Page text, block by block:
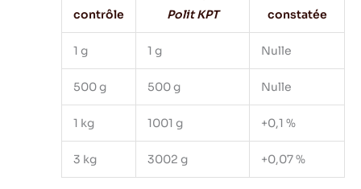
poussière, le tout
couvert par une
garantie de
remplacement
d'un an et une
assistance à vie de
Polit. Contactez-
nous à tout
moment avec des
questions : nous
contrôle
Polit KPT
constatée
1 g 1 g Nulle
500 g 500 g Nulle
1 kg 1001 g +0,1 %
3 kg 3002 g +0,07 %